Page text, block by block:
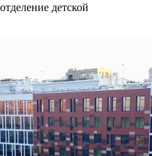
детской